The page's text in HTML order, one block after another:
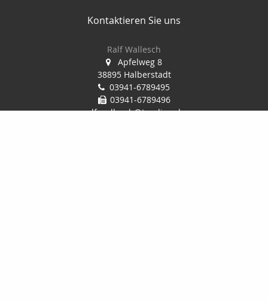
Kontaktieren Sie uns
Ralf Wallesch
Apfelweg 8
38895 Halberstadt
03941-6789495
03941-6789496
ralf.wallesch@t-online.de